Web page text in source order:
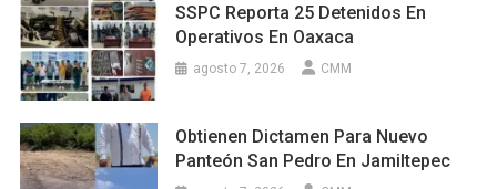
SSPC Reporta 25 Detenidos En
Operativos En Oaxaca
agosto 7, 2026 CMM
Obtienen Dictamen Para Nuevo
Panteón San Pedro En Jamiltepec